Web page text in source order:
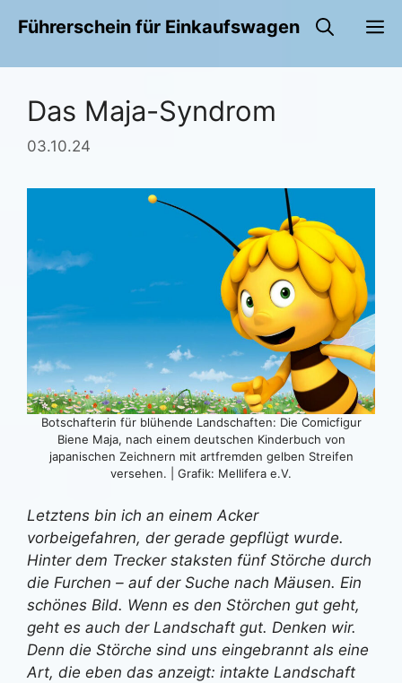
InhaltFührerschein für Einkaufswagen
Das Maja-Syndrom
03.10.24
Botschafterin für blühende Landschaften: Die Comicfigur
Biene Maja, nach einem deutschen Kinderbuch von
japanischen Zeichnern mit artfremden gelben Streifen
versehen. | Grafik: Mellifera e.V.
Letztens bin ich an einem Acker
vorbeigefahren, der gerade gepflügt wurde.
Hinter dem Trecker staksten fünf Störche durch
die Furchen – auf der Suche nach Mäusen. Ein
schönes Bild. Wenn es den Störchen gut geht,
geht es auch der Landschaft gut. Denken wir.
Denn die Störche sind uns eingebrannt als eine
Art, die eben das anzeigt: intakte Landschaft